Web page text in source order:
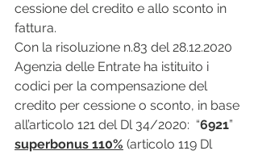
cessione del credito e allo sconto in
fattura.
Con la risoluzione n.83 del 28.12.2020
Agenzia delle Entrate ha istituito i
codici per la compensazione del
credito per cessione o sconto, in base
all’articolo 121 del Dl 34/2020:  “6921”
superbonus 110% (articolo 119 Dl